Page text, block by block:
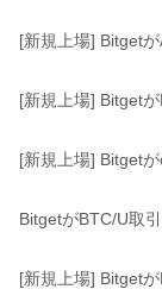
[新規上場] Bitget
[新規上場] Bitget
[新規上場] Bitget
BitgetがBTC/U取
[新規上場] Bitget